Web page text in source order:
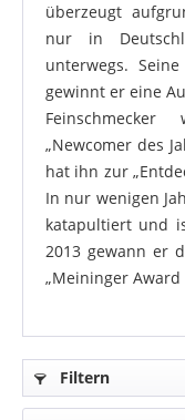
überzeugt
nur in
unterwegs.
gewinnt er eine
„Newcomer des
hat ihn zur
In nur wenigen
katapultiert und
2013 gewann er
„Meininger Award
Filtern